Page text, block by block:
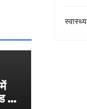
का
स्वास्थ्य